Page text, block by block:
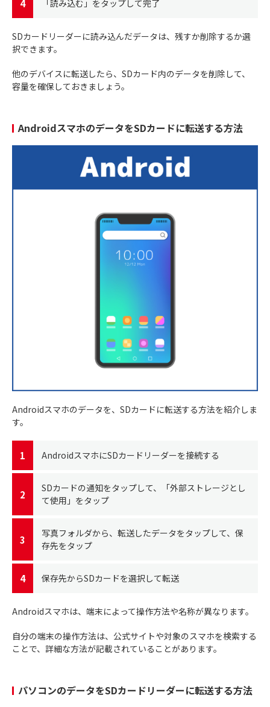
「読み込む」をタップして完了
SDカードリーダーに読み込んだデータは、残すか削除するか選
択できます。
他のデバイスに転送したら、SDカード内のデータを削除して、
容量を確保しておきましょう。
AndroidスマホのデータをSDカードに転送する方法
Androidスマホのデータを、SDカードに転送する方法を紹介しま
す。
AndroidスマホにSDカードリーダーを接続する
SDカードの通知をタップして、「外部ストレージとし
て使用」をタップ
写真フォルダから、転送したデータをタップして、保
存先をタップ
保存先からSDカードを選択して転送
Androidスマホは、端末によって操作方法や名称が異なります。
自分の端末の操作方法は、公式サイトや対象のスマホを検索する
ことで、詳細な方法が記載されていることがあります。
パソコンのデータをSDカードリーダーに転送する方法